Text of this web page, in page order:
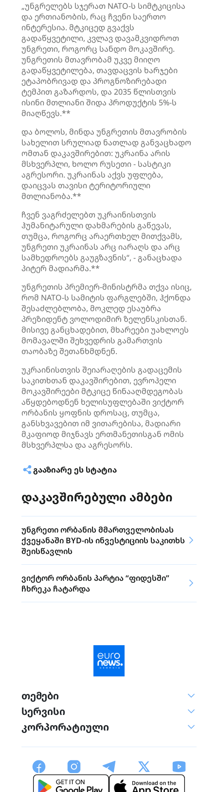
„უნგრელებს სჯერათ NATO-ს სიმტკიცისა
და ერთიანობის, რაც ჩვენი საერთო
ინტერესია. მტკიცედ გვაქვს
გადაწყვეტილი, კვლავ დავამკვიდროთ
უნგრეთი, როგორც სანდო მოკავშირე.
უნგრეთის მთავრობამ უკვე მიიღო
გადაწყვეტილება, თავდაცვის ხარჯები
ეტაპობრივად და პროგნოზირებადი
ტემპით გაზარდოს, და 2035 წლისთვის
ისინი მთლიანი შიდა პროდუქტის 5%-ს
მიაღწევს.**
და ბოლოს, მინდა უნგრეთის მთავრობის
სახელით სრულიად ნათლად განვაცხადო
ომთან დაკავშირებით: უკრაინა არის
მსხვერპლი, ხოლო რუსეთი - სასტიკი
აგრესორი. უკრაინას აქვს უფლება,
დაიცვას თავისი ტერიტორიული
მთლიანობა.**
ჩვენ ვაგრძელებთ უკრაინისთვის
ჰუმანიტარული დახმარების გაწევას,
თუმცა, როგორც არაერთხელ მითქვამს,
უნგრეთი უკრაინას არც იარაღს და არც
სამხედროებს გაუგზავნის“, - განაცხადა
პიტერ მადიარმა.**
უნგრეთის პრემიერ-მინისტრმა თქვა ისიც,
რომ NATO-ს სამიტის ფარგლებში, ჰქონდა
შესაძლებლობა, მოკლედ ესაუბრა
პრეზიდენტ ვოლოდიმირ ზელენსკისთან.
მისივე განცხადებით, მხარეები უახლოეს
მომავალში შეხვედრის გამართვის
თაობაზე შეთანხმდნენ.
უკრაინისთვის შეიარაღების გადაცემის
საკითხთან დაკავშირებით, ევროპელი
მოკავშირეები მტკიცე წინააღმდეგობას
აწყდებოდნენ ხელისუფლებაში ვიქტორ
ორბანის ყოფნის დროსაც, თუმცა,
განსხვავებით იმ ვითარებისა, მადიარი
მკაფიოდ მიჯნავს ერთმანეთისგან ომის
მსხვერპლსა და აგრესორს.
ᲒᲐᲐᲖᲘᲐᲠᲔ ᲔᲡ ᲡᲢᲐᲢᲘᲐ
დაკავშირებული ამბები
უნგრეთი ორბანის მმართველობისას
ქვეყანაში BYD-ის ინვესტიციის საკითხს
შეისწავლის
ვიქტორ ორბანის პარტია “ფიდესში”
ჩხრეკა ჩატარდა
თემები
სერვისი
კორპორატიული